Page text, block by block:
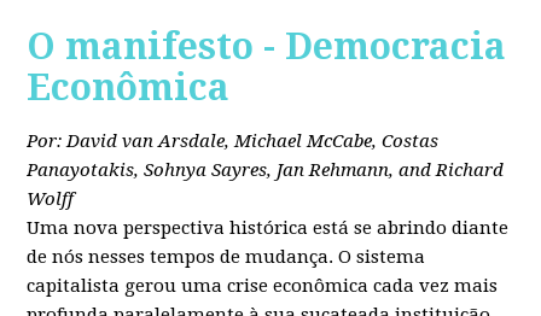
O manifesto - Democracia
Econômica
Por: David van Arsdale, Michael McCabe, Costas
Panayotakis, Sohnya Sayres, Jan Rehmann, and Richard
Wolff
Uma nova perspectiva histórica está se abrindo diante
de nós nesses tempos de mudança. O sistema
capitalista gerou uma crise econômica cada vez mais